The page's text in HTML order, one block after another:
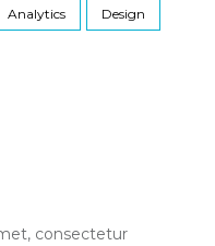
Analytics Design
consectetur